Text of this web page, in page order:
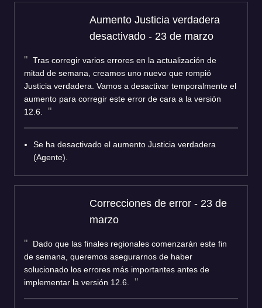
Aumento Justicia verdadera
desactivado - 23 de marzo
Tras corregir varios errores en la actualización de
mitad de semana, creamos uno nuevo que rompió
Justicia verdadera. Vamos a desactivar temporalmente el
aumento para corregir este error de cara a la versión
12.6.
Se ha desactivado el aumento Justicia verdadera
(Agente).
Correcciones de error - 23 de
marzo
Dado que las finales regionales comenzarán este fin
de semana, queremos asegurarnos de haber
solucionado los errores más importantes antes de
implementar la versión 12.6.